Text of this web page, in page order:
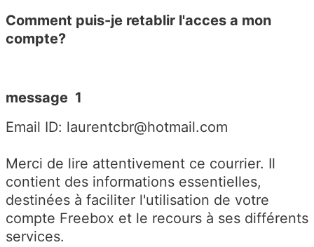
Comment puis-je retablir l'acces a mon
compte?
message 1
Email ID: laurentcbr@hotmail.com
Merci de lire attentivement ce courrier. Il
contient des informations essentielles,
destinées à faciliter l'utilisation de votre
compte Freebox et le recours à ses différents
services.